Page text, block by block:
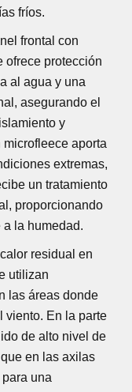
fríos.
frontal con
ofrece protección
al agua y una
asegurando el
y
aporta
extremas,
un tratamiento
proporcionando
a la humedad.
residual en
utilizan
las áreas donde
viento. En la parte
de alto nivel de
en las axilas
una